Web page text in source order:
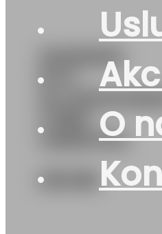
O
215/65R16
M+S
UNIROYAL
216